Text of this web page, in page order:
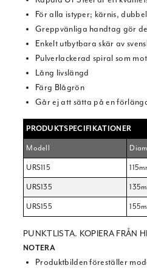
För alla istyper; kärnis,
Greppvänliga handtag gör
Enkelt utbytbara skär av
Pulverlackerad spiral som
Lång livslängd
Färg Blågrön
Går ej att sätta på en
PRODUKTSPECIFIKATIONER
Modell
Diam
URS115
URS135
URS155
PUNKTLISTA. KOPIERA FRÅN
NOTERA
Produktbilden föreställer